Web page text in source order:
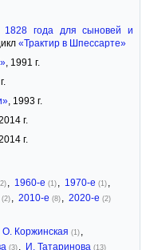
1828 года для сыновей и
«Трактир в Шпессарте»
, 1991 г.
, 1993 г.
г.
г.
1960-е (1) 1970-е (1)
(2) 2010-е (8) 2020-е (2)
О. Коржинская (1)
(3) И. Татаринова (13)